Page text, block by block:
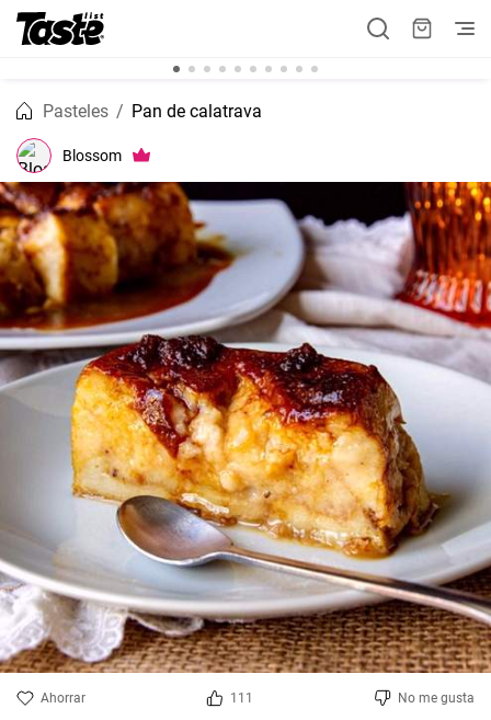
Pasteles Pan de calatrava
Blossom
Ahorrar 111 No me gusta